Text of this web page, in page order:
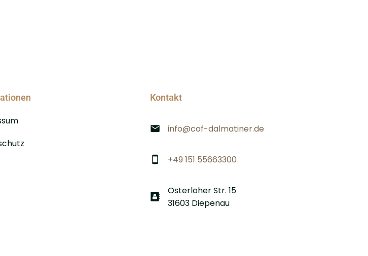
Kontakt
info@cof-dalmatiner.de
+49 151 55663300
Osterloher Str. 15
31603 Diepenau